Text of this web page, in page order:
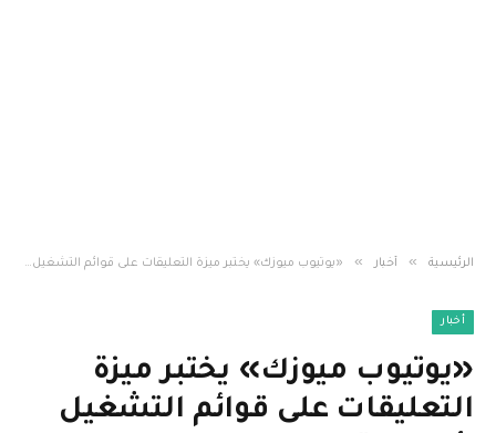
الرئيسية » أخبار » «يوتيوب ميوزك» يختبر ميزة التعليقات على قوائم التشغيل لأول مرة
أخبار
«يوتيوب ميوزك» يختبر ميزة
التعليقات على قوائم التشغيل